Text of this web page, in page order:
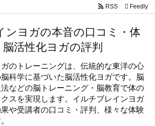
ンヨガの本音の口コミ・体
性化ヨガの評判
のトレーニングは、伝統的な東洋の心
科学に基づいた脳活性化ヨガです。脳
などの脳トレーニング・脳教育で体の
スを実現します。イルチブレインヨガ
や受講者の口コミ・評判、様々な体験
RSS Feedly